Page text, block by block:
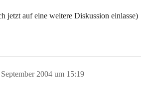
jetzt auf eine weitere Diskussion einlasse)
2004 um 15:19